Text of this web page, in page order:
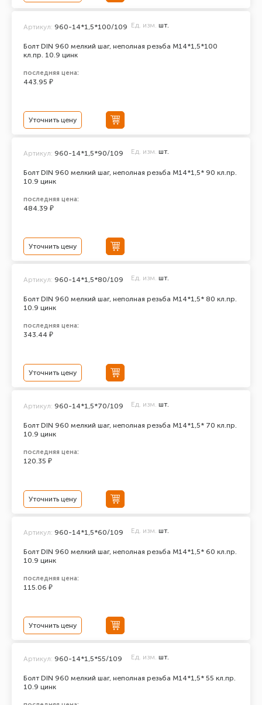
Болт DIN 960 мелкий шаг, неполная резьба M14*1,5*100
кл.пр. 10.9 цинк
Артикул: 960-14*1,5*100/109 Ед. изм. шт.
последняя цена:
443.95 ₽
Уточнить цену
Болт DIN 960 мелкий шаг, неполная резьба M14*1,5* 90 кл.пр.
10.9 цинк
Артикул: 960-14*1,5*90/109 Ед. изм. шт.
последняя цена:
484.39 ₽
Уточнить цену
Болт DIN 960 мелкий шаг, неполная резьба M14*1,5* 80 кл.пр.
10.9 цинк
Артикул: 960-14*1,5*80/109 Ед. изм. шт.
последняя цена:
343.44 ₽
Уточнить цену
Болт DIN 960 мелкий шаг, неполная резьба M14*1,5* 70 кл.пр.
10.9 цинк
Артикул: 960-14*1,5*70/109 Ед. изм. шт.
последняя цена:
120.35 ₽
Уточнить цену
Болт DIN 960 мелкий шаг, неполная резьба M14*1,5* 60 кл.пр.
10.9 цинк
Артикул: 960-14*1,5*60/109 Ед. изм. шт.
последняя цена:
115.06 ₽
Уточнить цену
Болт DIN 960 мелкий шаг, неполная резьба M14*1,5* 55 кл.пр.
10.9 цинк
Артикул: 960-14*1,5*55/109 Ед. изм. шт.